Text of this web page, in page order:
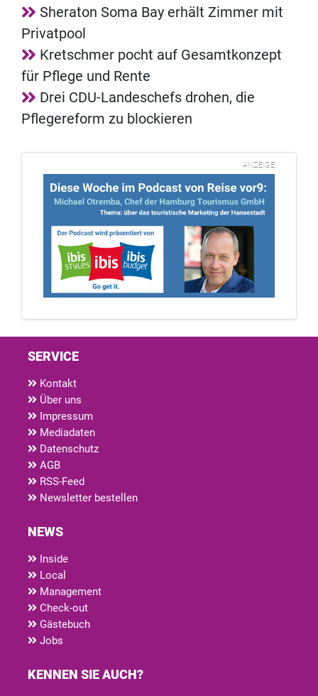
Sheraton Soma Bay erhält Zimmer mit
Privatpool
Kretschmer pocht auf Gesamtkonzept
für Pflege und Rente
Drei CDU-Landeschefs drohen, die
Pflegereform zu blockieren
ANZEIGE
SERVICE
Kontakt
Über uns
Impressum
Mediadaten
Datenschutz
AGB
RSS-Feed
Newsletter bestellen
NEWS
Inside
Local
Management
Check-out
Gästebuch
Jobs
KENNEN SIE AUCH?